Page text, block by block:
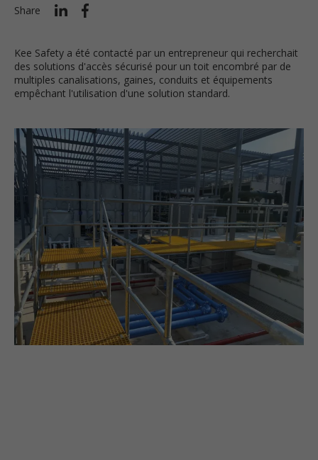
Share
Kee Safety a été contacté par un entrepreneur qui recherchait
des solutions d'accès sécurisé pour un toit encombré par de
multiples canalisations, gaines, conduits et équipements
empêchant l'utilisation d'une solution standard.